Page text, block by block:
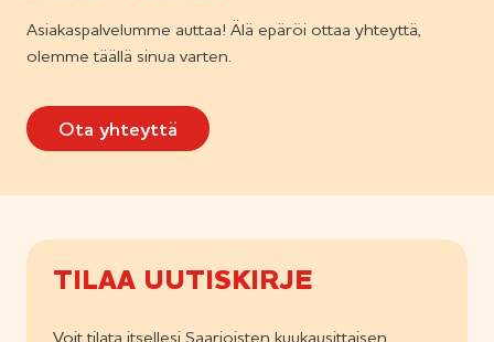
Asiakaspalvelumme auttaa! Älä epäröi ottaa yhteyttä,
olemme täällä sinua varten.
Ota yhteyttä
TILAA UUTISKIRJE